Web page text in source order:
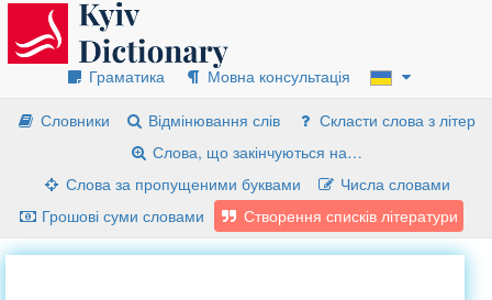
Граматика
Мовна консультація
Словники
Відмінювання слів
Скласти слова з літер
Слова, що закінчуються на…
Слова за пропущеними буквами
Числа словами
Грошові суми словами
Створення списків літератури